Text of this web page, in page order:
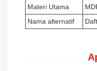
Materi Utama
Nama alternatif